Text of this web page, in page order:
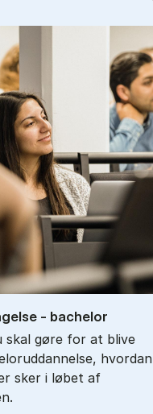
- ba­chel­or
skal gøre for at blive
hvordan
sker i løbet af